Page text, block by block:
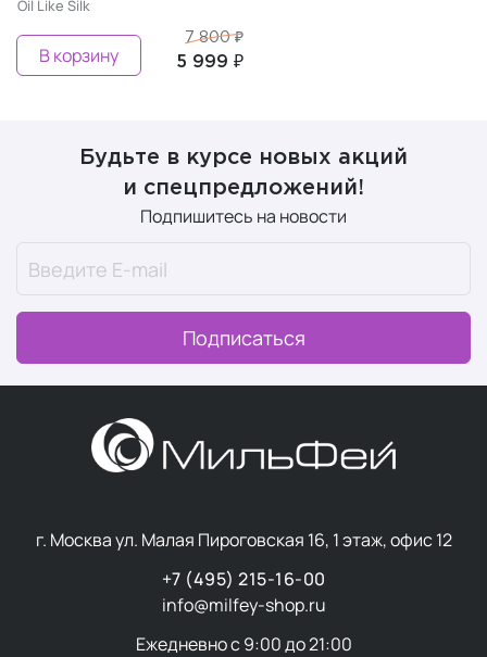
Oil Like Silk
7 800 ₽
5 999 ₽
В корзину
Будьте в курсе новых акций
и спецпредложений!
Подпишитесь на новости
Подписаться
г. Москва ул. Малая Пироговская 16, 1 этаж, офис 12
+7 (495) 215-16-00
info@milfey-shop.ru
Ежедневно с 9:00 до 21:00